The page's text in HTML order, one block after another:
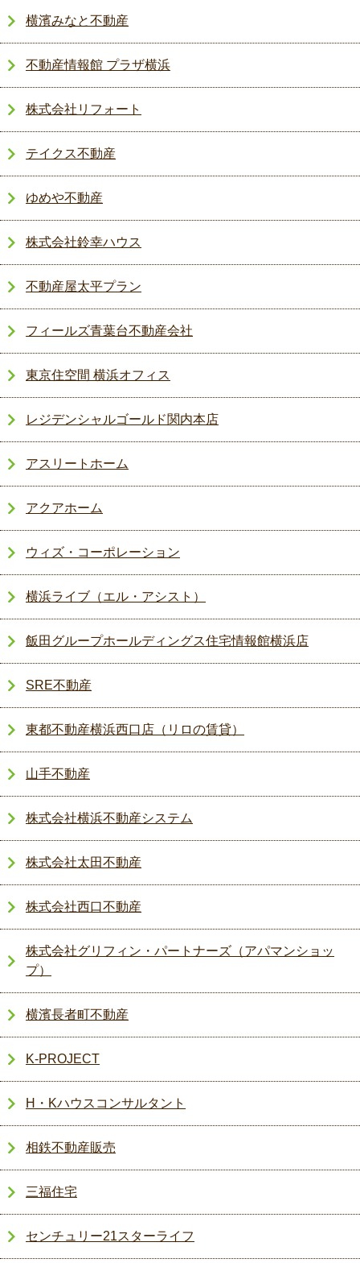
横濱みなと不動産
不動産情報館 プラザ横浜
株式会社リフォート
テイクス不動産
ゆめや不動産
株式会社鈴幸ハウス
不動産屋太平プラン
フィールズ青葉台不動産会社
東京住空間 横浜オフィス
レジデンシャルゴールド関内本店
アスリートホーム
アクアホーム
ウィズ・コーポレーション
横浜ライブ（エル・アシスト）
飯田グループホールディングス住宅情報館横浜店
SRE不動産
東都不動産横浜西口店（リロの賃貸）
山手不動産
株式会社横浜不動産システム
株式会社太田不動産
株式会社西口不動産
株式会社グリフィン・パートナーズ（アパマンショッ
プ）
横濱長者町不動産
K-PROJECT
H・Kハウスコンサルタント
相鉄不動産販売
三福住宅
センチュリー21スターライフ